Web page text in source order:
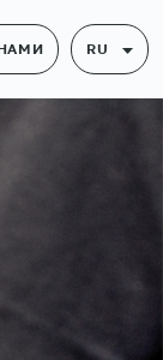
RU